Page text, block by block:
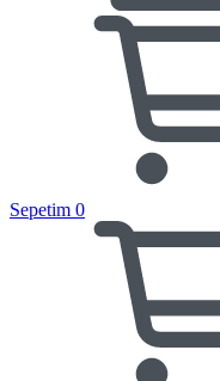
Sepetim 0